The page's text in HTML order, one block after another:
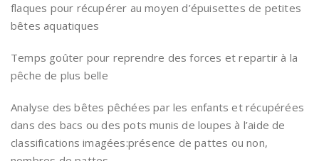
flaques pour récupérer au moyen d’épuisettes de petites
bêtes aquatiques
Temps goûter pour reprendre des forces et repartir à la
pêche de plus belle
Analyse des bêtes pêchées par les enfants et récupérées
dans des bacs ou des pots munis de loupes à l’aide de
classifications imagées:présence de pattes ou non,